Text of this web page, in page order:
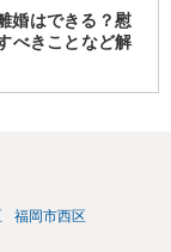
婚はできる？慰
べきことなど解
福岡市西区